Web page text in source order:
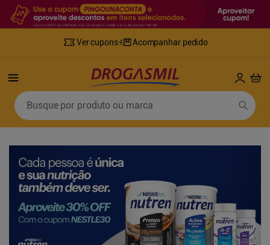
Ver cupons Acompanhar pedido
Busque por produto ou marca
Termos mais buscados
4º
fralda geriatrica
10º shampoo